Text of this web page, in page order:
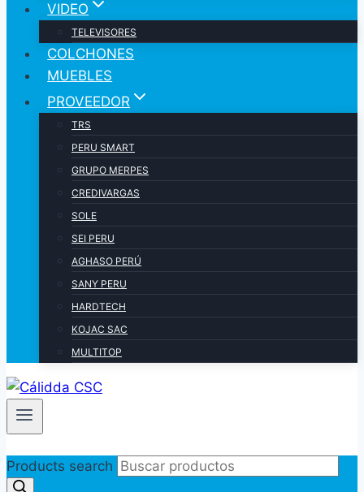
VIDEO
TELEVISORES
COLCHONES
MUEBLES
PROVEEDOR
TRS
PERU SMART
GRUPO MERPES
CREDIVARGAS
SOLE
SEI PERU
AGHASO PERÚ
SANY PERU
HARDTECH
KOJAC SAC
MULTITOP
Products search